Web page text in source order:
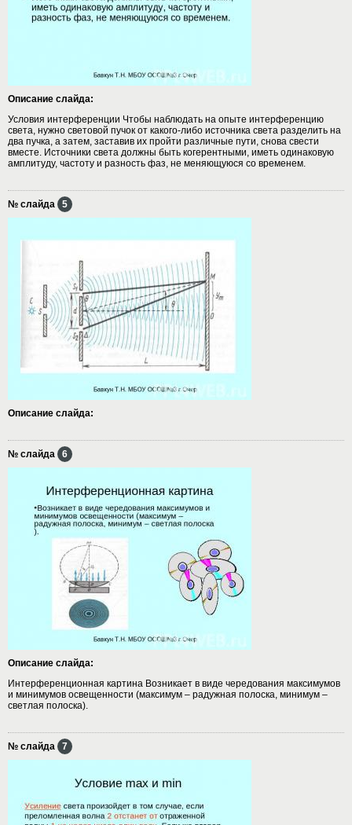
Описание слайда:
Условия интерференции Чтобы наблюдать на опыте интерференцию
света, нужно световой пучок от какого-либо источника света разделить на
два пучка, а затем, заставив их пройти различные пути, снова свести
вместе. Источники света должны быть когерентными, иметь одинаковую
амплитуду, частоту и разность фаз, не меняющуюся со временем.
№ слайда 5
Описание слайда:
№ слайда 6
Описание слайда:
Интерференционная картина Возникает в виде чередования максимумов
и минимумов освещенности (максимум – радужная полоска, минимум –
светлая полоска).
№ слайда 7